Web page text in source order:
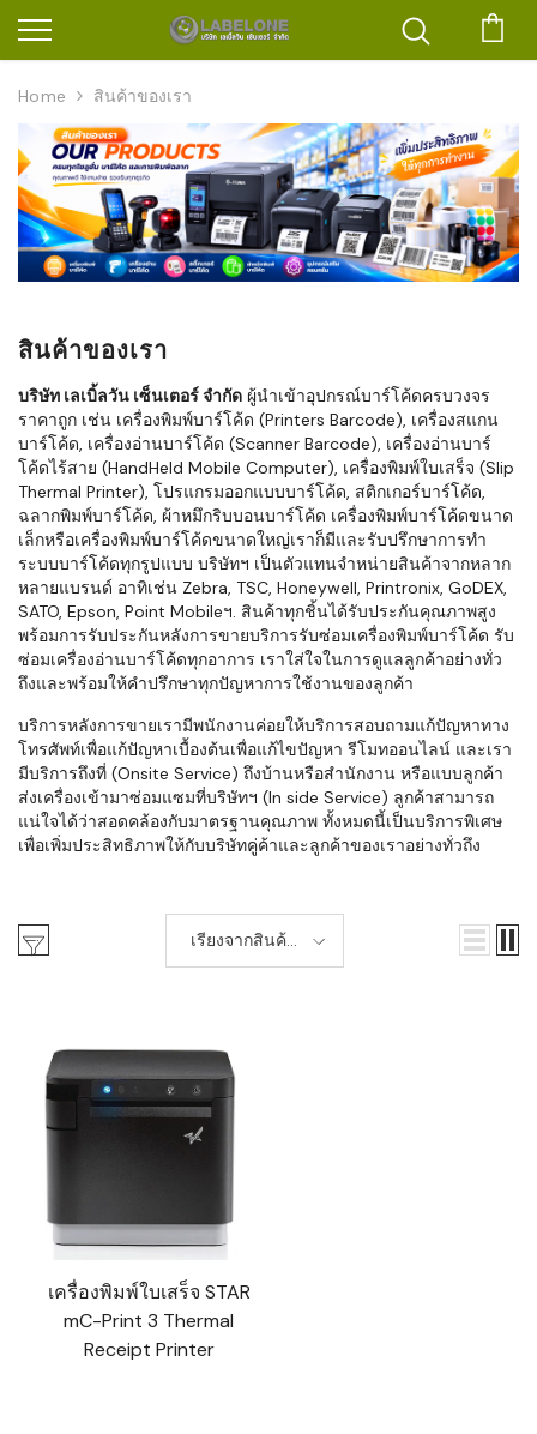
Home สินค้าของเรา
สินค้าของเรา
บริษัท เลเบิ้ลวัน เซ็นเตอร์ จำกัด ผู้นำเข้าอุปกรณ์บาร์โค้ดครบวงจร
ราคาถูก เช่น เครื่องพิมพ์บาร์โค้ด (Printers Barcode), เครื่องสแกน
บาร์โค้ด, เครื่องอ่านบาร์โค้ด (Scanner Barcode), เครื่องอ่านบาร์
โค้ดไร้สาย (HandHeld Mobile Computer), เครื่องพิมพ์ใบเสร็จ (Slip
Thermal Printer), โปรแกรมออกแบบบาร์โค้ด, สติกเกอร์บาร์โค้ด,
ฉลากพิมพ์บาร์โค้ด, ผ้าหมึกริบบอนบาร์โค้ด เครื่องพิมพ์บาร์โค้ดขนาด
เล็กหรือเครื่องพิมพ์บาร์โค้ดขนาดใหญ่เราก็มีและรับปรึกษาการทำ
ระบบบาร์โค้ดทุกรูปแบบ บริษัทฯ เป็นตัวแทนจำหน่ายสินค้าจากหลาก
หลายแบรนด์ อาทิเช่น Zebra, TSC, Honeywell, Printronix, GoDEX,
SATO, Epson, Point Mobileฯ. สินค้าทุกชิ้นได้รับประกันคุณภาพสูง
พร้อมการรับประกันหลังการขายบริการรับซ่อมเครื่องพิมพ์บาร์โค้ด รับ
ซ่อมเครื่องอ่านบาร์โค้ดทุกอาการ เราใส่ใจในการดูแลลูกค้าอย่างทั่ว
ถึงและพร้อมให้คำปรึกษาทุกปัญหาการใช้งานของลูกค้า
บริการหลังการขายเรามีพนักงานค่อยให้บริการสอบถามแก้ปัญหาทาง
โทรศัพท์เพื่อแก้ปัญหาเบื้องต้นเพื่อแก้ไขปัญหา รีโมทออนไลน์ และเรา
มีบริการถึงที่ (Onsite Service) ถึงบ้านหรือสำนักงาน หรือแบบลูกค้า
ส่งเครื่องเข้ามาซ่อมแซมที่บริษัทฯ (In side Service) ลูกค้าสามารถ
แน่ใจได้ว่าสอดคล้องกับมาตรฐานคุณภาพ ทั้งหมดนี้เป็นบริการพิเศษ
เพื่อเพิ่มประสิทธิภาพให้กับบริษัทคู่ค้าและลูกค้าของเราอย่างทั่วถึง
เรียงจากสินค้า
ใหม่-เก่า
เครื่องพิมพ์ใบเสร็จ STAR
mC-Print 3 Thermal
Receipt Printer